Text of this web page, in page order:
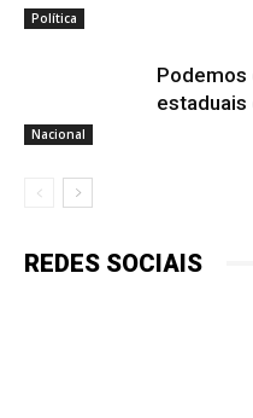
Política
Nacional
Podemos
estaduais
REDES SOCIAIS